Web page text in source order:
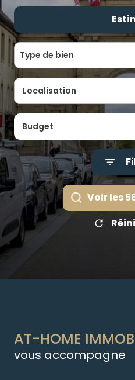
ALERTE
ÉQUIPE
CONTACT
De l'immo pro
Type de bien
Budget
Voir les
AT-HOME
vous accompagne